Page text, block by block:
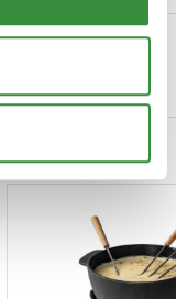
Gratinieren